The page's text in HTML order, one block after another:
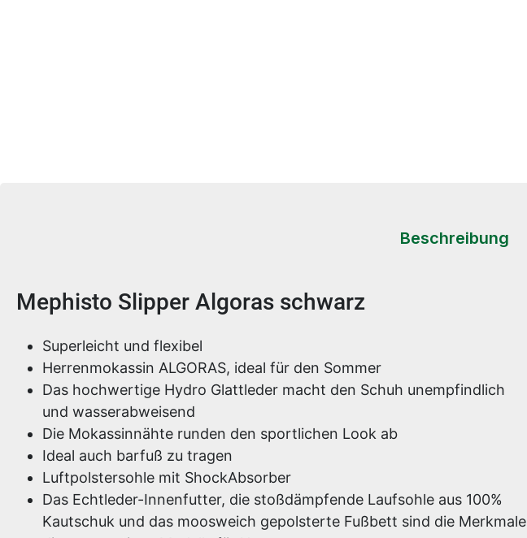
Beschreibung
Produktinformationen
Mephisto Slipper Algoras schwarz
Superleicht und flexibel
Herrenmokassin ALGORAS, ideal für den Sommer
Das hochwertige Hydro Glattleder macht den Schuh unempfindlich
und wasserabweisend
Die Mokassinnähte runden den sportlichen Look ab
Ideal auch barfuß zu tragen
Luftpolstersohle mit ShockAbsorber
Das Echtleder-Innenfutter, die stoßdämpfende Laufsohle aus 100%
Kautschuk und das moosweich gepolsterte Fußbett sind die Merkmale